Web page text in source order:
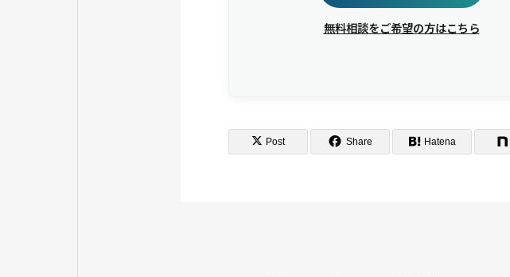
無料相談をご希望の方はこちら
Post Share Hatena